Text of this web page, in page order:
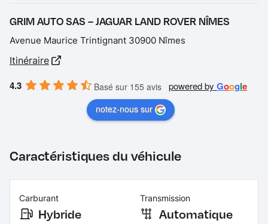
GRIM AUTO SAS – JAGUAR LAND ROVER NÎMES
Avenue Maurice Trintignant 30900 Nîmes
Itinéraire
4.3 Basé sur 155 avis powered by Google
notez-nous sur
Caractéristiques du véhicule
Carburant
Hybride
Transmission
Automatique